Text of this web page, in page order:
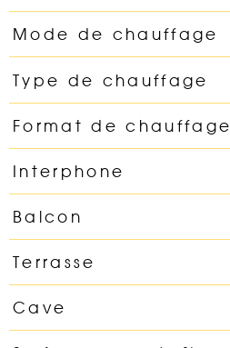
Mode de chauffage
Type de chauffage
Format de chauffage
Interphone
Balcon
Terrasse
Cave